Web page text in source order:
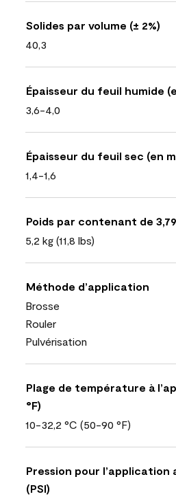
Solides par volume (± 2%)
40,3
Épaisseur du feuil humide
3,6-4,0
Épaisseur du feuil sec (en
1,4-1,6
Poids par contenant de
5,2 kg (11,8 lbs)
Méthode d’application
Brosse
Rouler
Pulvérisation
Plage de température à
°F)
10-32,2 °C (50-90 °F)
Pression pour l’application
(PSI)